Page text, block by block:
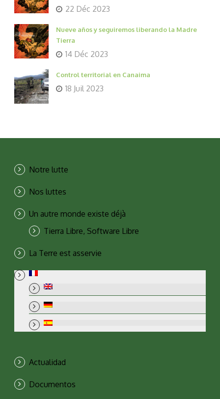
22 Déc 2023
Nueve años y seguiremos liberando la Madre
Tierra
14 Déc 2023
Control territorial en Canaima
18 Juil 2023
Notre lutte
Nos luttes
Un autre monde existe déjà
Tierra Libre, Software Libre
La Terre est asservie
Actualidad
Documentos